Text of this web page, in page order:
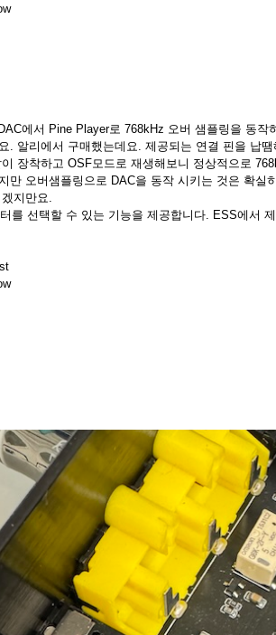
에서 Pine Player로 768kHz 오버 샘플링을 동
. 알리에서 구매했는데요. 제공되는 연결 핀을 납
장착하고 OSF모드로 재생해보니 정상적으로
만 오버샘플링으로 DAC을 동작 시키는 것은 확
지만요.
를 선택할 수 있는 기능을 제공합니다. ESS에서